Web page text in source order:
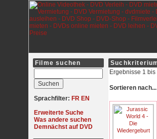
Filme suchen
Sprachfilter: FR EN
Erweiterte Suche
Was andere suchen
Demnächst auf DVD
Ergebnisse 1 bis
Sortieren nach...